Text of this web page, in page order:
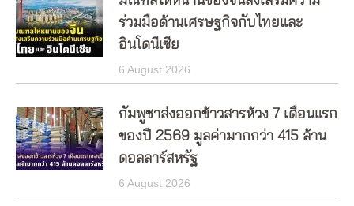
ร่วมมือด้านเศรษฐกิจกับไทยและ
อินโดนีเซีย
6 August 2026
กัมพูชาส่งออกข้าวสารห้วง 7 เดือนแรก
ของปี 2569 มูลค่ามากกว่า 415 ล้าน
ดอลลาร์สหรัฐ
6 August 2026